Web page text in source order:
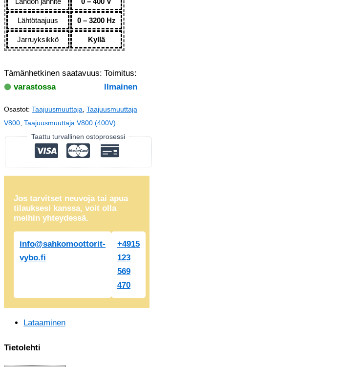
Lähtötaajuus 0 – 3200 Hz
Jarruyksikkö Kyllä
Tämänhetkinen saatavuus:
varastossa
Toimitus:
Ilmainen
Osastot: Taajuusmuuttaja, Taajuusmuuttaja
V800, Taajuusmuuttaja V800 (400V)
Taattu turvallinen ostoprosessi
Jos tarvitset neuvoja tai apua
tilauksesi kanssa, voit olla
meihin yhteydessä.
info@sahkomoottorit-
vybo.fi
+4915
123
569
470
Lataaminen
Tietolehti